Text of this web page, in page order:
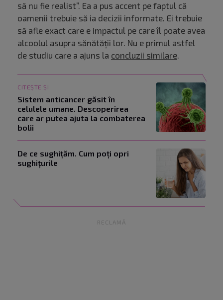
să nu fie realist”. Ea a pus accent pe faptul că
oamenii trebuie să ia decizii informate. Ei trebuie
să afle exact care e impactul pe care îl poate avea
alcoolul asupra sănătății lor. Nu e primul astfel
de studiu care a ajuns la concluzii similare.
CITEȘTE ȘI
Sistem anticancer găsit în
celulele umane. Descoperirea
care ar putea ajuta la combaterea
bolii
De ce sughițăm. Cum poți opri
sughițurile
RECLAMĂ